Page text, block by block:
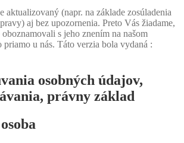
aktualizovaný (napr. na základe zosúladenia
aj bez upozornenia. Preto Vás žiadame,
s jeho znením na našom
priamo u nás. Táto verzia bola vydaná :
osobných údajov,
právny základ